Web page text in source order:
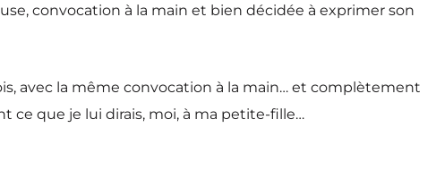
convocation à la main et bien décidée à exprimer son
avec la même convocation à la main… et complètement
ce que je lui dirais, moi, à ma petite-fille…